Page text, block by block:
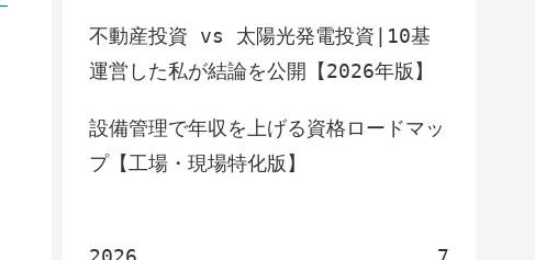
不動産投資 vs 太陽光発電投資|10基
運営した私が結論を公開【2026年版】
設備管理で年収を上げる資格ロードマッ
プ【工場・現場特化版】